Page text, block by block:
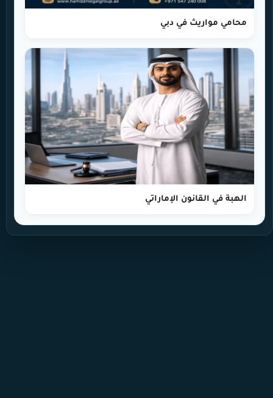
محامي مواريث في دبي
الهبة في القانون الإماراتي